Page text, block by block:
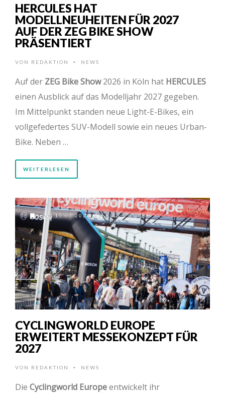
HERCULES HAT
MODELLNEUHEITEN FÜR 2027
AUF DER ZEG BIKE SHOW
PRÄSENTIERT
VON REDAKTION • NEWS
Auf der ZEG Bike Show2026 in Köln hat HERCULES
einen Ausblick auf das Modelljahr 2027 gegeben.
Im Mittelpunkt standen neue Light-E-Bikes, ein
vollgefedertes SUV-Modell sowie ein neues Urban-
Bike. Neben …
WEITERLESEN
AM 15.07.2026 UM 8:53
CYCLINGWORLD EUROPE
ERWEITERT MESSEKONZEPT FÜR
2027
VON REDAKTION • NEWS
Die Cyclingworld Europeentwickelt ihr